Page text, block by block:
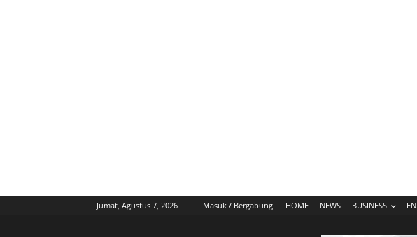
Jumat, Agustus 7, 2026 Masuk / Bergabung HOME NEWS BUSINESS